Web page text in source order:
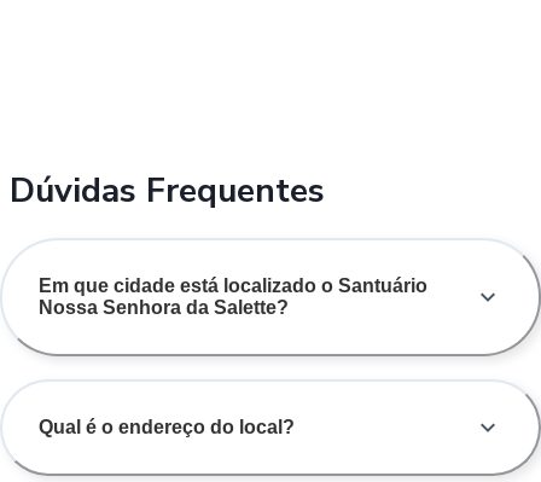
Dúvidas Frequentes
Em que cidade está localizado o Santuário
Nossa Senhora da Salette?
Qual é o endereço do local?